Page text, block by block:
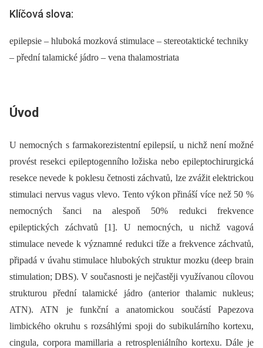
Klíčová slova:
epilepsie – hluboká mozková stimulace – stereotaktické techniky
– přední talamické jádro – vena thalamostriata
Úvod
U nemocných s farmakorezistentní epilepsií, u nichž není možné
provést resekci epileptogenního ložiska nebo epileptochirurgická
resekce nevede k poklesu četnosti záchvatů, lze zvážit elektrickou
stimulaci nervus vagus vlevo. Tento výkon přináší více než 50 %
nemocných šanci na alespoň 50% redukci frekvence
epileptických záchvatů [1]. U nemocných, u nichž vagová
stimulace nevede k významné redukci tíže a frekvence záchvatů,
připadá v úvahu stimulace hlubokých struktur mozku (deep brain
stimulation; DBS). V současnosti je nejčastěji využívanou cílovou
strukturou přední talamické jádro (anterior thalamic nukleus;
ATN). ATN je funkční a anatomickou součástí Papezova
limbického okruhu s rozsáhlými spoji do subikulárního kortexu,
cingula, corpora mamillaria a retrospleniálního kortexu. Dále je